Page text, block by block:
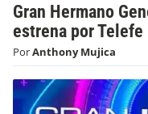
Gran Hermano
estrena por Telefe
PorAnthony Mujica